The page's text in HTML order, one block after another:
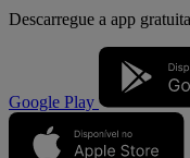
Descarregue a app gratuita
Google Play